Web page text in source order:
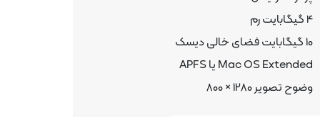
4 گیگابایت رم
10 گیگابایت فضای خالی دیسک
Mac OS Extended یا APFS
وضوح تصویر 1280 × 800